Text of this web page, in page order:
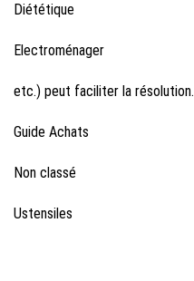
Diététique
Electroménager
etc.) peut faciliter la résolution.
Guide Achats
Non classé
Ustensiles